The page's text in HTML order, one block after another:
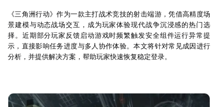
《三角洲行动》作为一款主打战术竞技的射击端游，凭借高精度场
景建模与动态战场交互，成为玩家体验现代战争沉浸感的热门选
择。近期部分玩家反馈启动游戏时频繁触发安全组件运行异常提
示，直接影响任务进度与多人协作体验。本文将针对常见成因进行
分析，并提供解决方案，帮助玩家快速恢复稳定登录。